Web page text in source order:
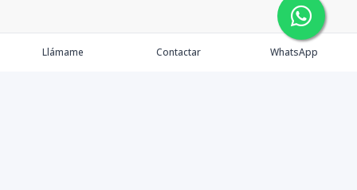
Llámame Contactar WhatsApp